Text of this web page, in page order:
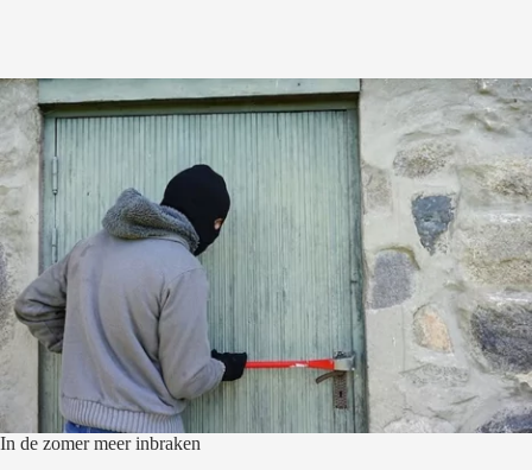
In de zomer meer inbraken